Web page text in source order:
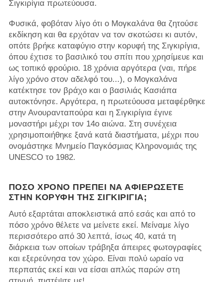
Σιγκιρίγια πρωτεύουσα.
Φυσικά, φοβόταν λίγο ότι ο Μογκαλάνα θα ζητούσε
εκδίκηση και θα ερχόταν να τον σκοτώσει κι αυτόν,
οπότε βρήκε καταφύγιο στην κορυφή της Σιγκιρίγια,
όπου έχτισε το βασιλικό του σπίτι που χρησίμευε και
ως τοπικό φρούριο. 18 χρόνια αργότερα (ναι, πήρε
λίγο χρόνο στον αδελφό του...), ο Μογκαλάνα
κατέκτησε τον βράχο και ο βασιλιάς Κασιάπα
αυτοκτόνησε. Αργότερα, η πρωτεύουσα μεταφέρθηκε
στην Ανουρανταπούρα και η Σιγκιρίγια έγινε
μοναστήρι μέχρι τον 14ο αιώνα. Στη συνέχεια
χρησιμοποιήθηκε ξανά κατά διαστήματα, μέχρι που
ονομάστηκε Μνημείο Παγκόσμιας Κληρονομιάς της
UNESCO το 1982.
ΠΌΣΟ ΧΡΌΝΟ ΠΡΈΠΕΙ ΝΑ ΑΦΙΕΡΏΣΕΤΕ
ΣΤΗΝ ΚΟΡΥΦΉ ΤΗΣ ΣΙΓΚΙΡΊΓΙΑ;
Αυτό εξαρτάται αποκλειστικά από εσάς και από το
πόσο χρόνο θέλετε να μείνετε εκεί. Μείναμε λίγο
περισσότερο από 30 λεπτά, ίσως 40, κατά τη
διάρκεια των οποίων τράβηξα άπειρες φωτογραφίες
και εξερεύνησα τον χώρο. Είναι πολύ ωραίο να
περπατάς εκεί και να είσαι απλώς παρών στη